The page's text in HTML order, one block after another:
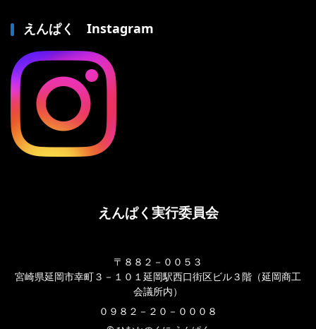
えんぱく Instagram
えんぱく実行委員会
〒８８２－００５３
宮崎県延岡市幸町３－１０１延岡駅西口街区ビル３階（延岡商工
会議所内）
０９８２－２０－０００８